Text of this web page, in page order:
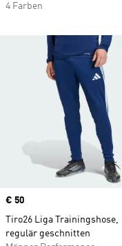
4 Farben
Price
€ 50
Tiro26 Liga Trainingshose,
regulär geschnitten